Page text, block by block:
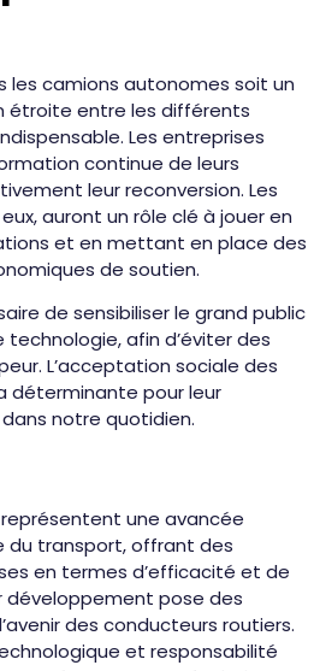
les camions autonomes soit un
étroite entre les différents
Les entreprises
continue de leurs
leur reconversion. Les
auront un rôle clé à jouer en
et en mettant en place des
de soutien.
de sensibiliser le grand public
afin d’éviter des
L’acceptation sociale des
déterminante pour leur
notre quotidien.
une avancée
du transport, offrant des
en termes d’efficacité et de
développement pose des
des conducteurs routiers.
et responsabilité